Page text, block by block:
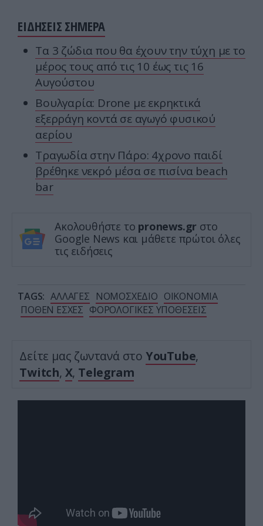
ΕΙΔΗΣΕΙΣ ΣΗΜΕΡΑ
Τα 3 ζώδια που θα έχουν την τύχη με το
μέρος τους από τις 10 έως τις 16
Αυγούστου
Βουλγαρία: Drone με εκρηκτικά
εξερράγη κοντά σε αγωγό φυσικού
αερίου
Τραγωδία στην Πάρο: 4χρονο παιδί
βρέθηκε νεκρό μέσα σε πισίνα beach
bar
Ακολουθήστε το pronews.gr στο
Google News και μάθετε πρώτοι όλες
τις ειδήσεις
TAGS: ΑΛΛΑΓΕΣ ΝΟΜΟΣΧΕΔΙΟ ΟΙΚΟΝΟΜΙΑ
ΠΟΘΕΝ ΕΣΧΕΣ ΦΟΡΟΛΟΓΙΚΕΣ ΥΠΟΘΕΣΕΙΣ
Δείτε μας ζωντανά στο YouTube,
Twitch, X, Telegram